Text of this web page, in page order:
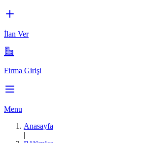
İlan Ver
Firma Girişi
Menu
Anasayfa
|